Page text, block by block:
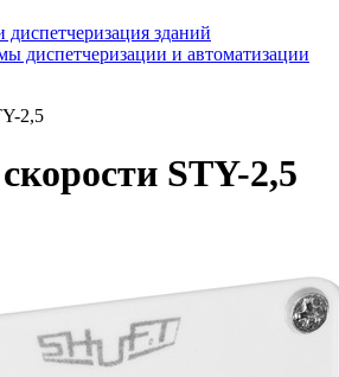
диспетчеризация зданий
диспетчеризации и автоматизации
2,5
STY-2,5